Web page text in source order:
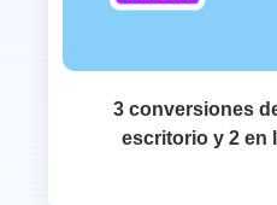
3 conversiones
escritorio y 2 en